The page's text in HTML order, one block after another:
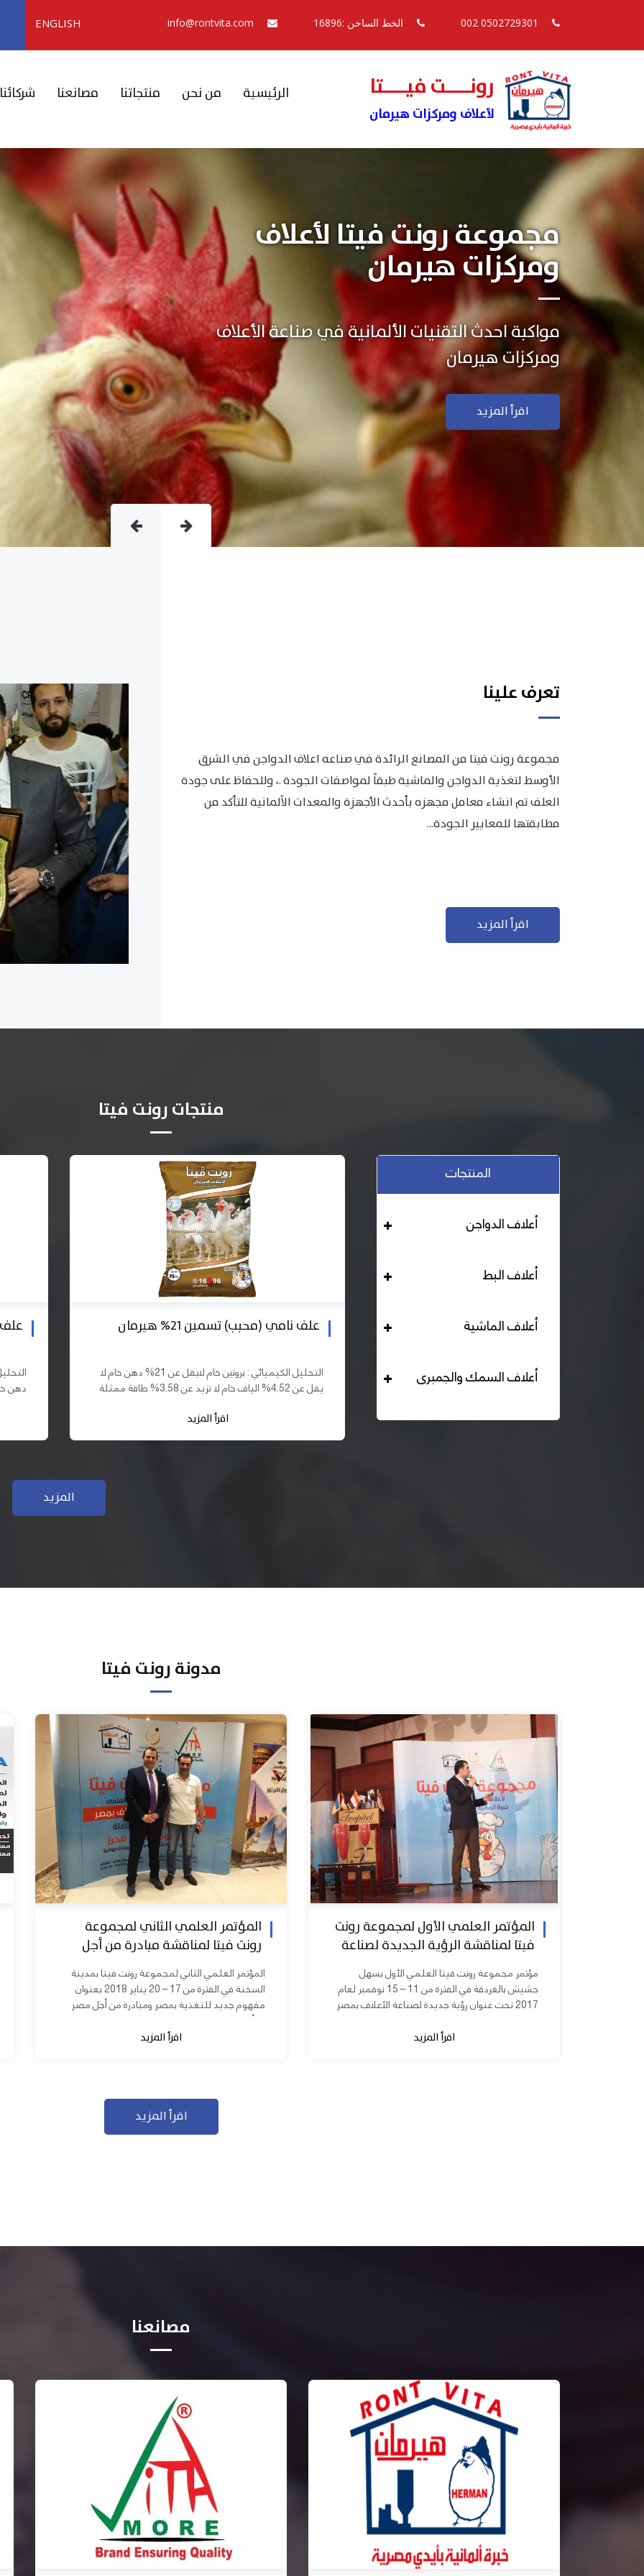
الخط الساخن :16896 ENGLISH
رونــــت فيــــتا
لأعلاف ومركزات هيرمان
الرئيسية من نحن منتجاتنا مصانعنا شركائنا
مجموعة رونت فيتا لأعلاف
ومركزات هيرمان
نستخدم التكنولوجيا الألمانية المتقدمة فى صناعة
منتجاتنا بجودة ودقة عالية
اقرأ المزيد
تعرف علينا
مجموعة رونت فيتا من المصانع الرائدة في صناعه اعلاف الدواجن في الشرق
الأوسط لتغذية الدواجن والماشية طبقاً لمواصفات الجودة .، وللحفاظ على جودة
العلف تم انشاء معامل مجهزه بأحدث الأجهزة والمعدات الآلمانية للتأكد من
مطابقتها للمعايير الجودة...
اقرأ المزيد
منتجات رونت فيتا
المنتجات
أعلاف الدواجن
أعلاف البط
أعلاف الماشية
أعلاف السمك والجمبرى
علف علف بادي نامي تسمين 19% هيرمان
التحليل الكيميائي : بروتين خام لايقل عن 19% دهن خام لا
يقل عن 10% الياف خام لا تزيد عن 3.70% طاقة ممثلة لا
اقرأ المزيد
علف دواجن بياض محبب 16% هيرمان
التحليل الكيميائي : بروتين خام لايقل عن 16% دهن خام لا
يقل عن 2,84% الياف خام لا تزيد عن 2.24% طاقة ممثلة
اقرأ المزيد
المزيد
مدونة رونت فيتا
المؤتمر العلمي الأول لمجموعة رونت
فيتا لمناقشة الرؤية الجديدة لصناعة
الأعلاف بمصر
مؤتمر مجموعة رونت فيتا العلمي الأول بسهل
حشيش بالغردقة في الفترة من 11 – 15 نوفمبر لعام
2017 تحت عنوان رؤية جديدة لصناعة الأعلاف بمصر
اقرأ المزيد
المؤتمر العلمي الثاني لمجموعة
رونت فيتا لمناقشة مبادرة من أجل
مصر ابدأ مشروعك
المؤتمر العلمي الثاني لمجموعة رونت فيتا بمدينة
السخنة في الفترة من 17 – 20 يناير 2018 بعنوان
مفهوم جديد للتغذية بمصر ومبادرة من أجل مصر
ابدأ مشروعك بحضور عدد كبير من...
اقرأ المزيد
اقرأ المزيد
مصانعنا